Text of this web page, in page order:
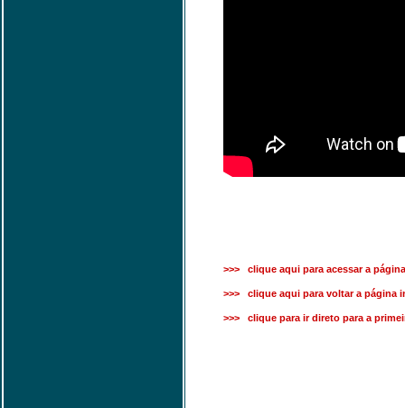
>>> clique aqui para acessar a
>>> clique aqui para voltar a página
>>> clique para ir direto para a